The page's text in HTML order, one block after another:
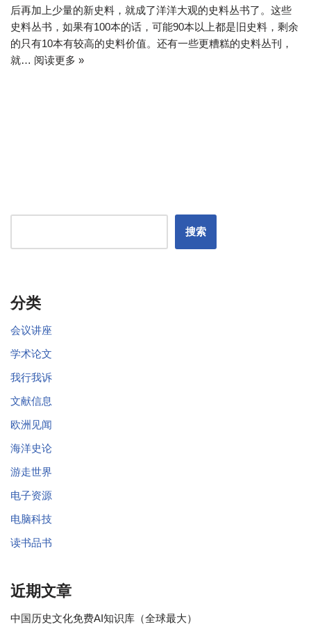
后再加上少量的新史料，就成了洋洋大观的史料丛书了。这些
史料丛书，如果有100本的话，可能90本以上都是旧史料，剩余
的只有10本有较高的史料价值。还有一些更糟糕的史料丛刊，
就… 阅读更多 »
搜索
分类
会议讲座
学术论文
我行我诉
文献信息
欧洲见闻
海洋史论
游走世界
电子资源
电脑科技
读书品书
近期文章
中国历史文化免费AI知识库（全球最大）